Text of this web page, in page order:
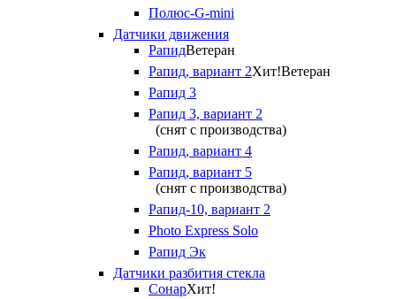
Полюс-G-mini
Датчики движения
РапидВетеран
Рапид, вариант 2Хит!Ветеран
Рапид 3
Рапид 3, вариант 2
(снят с производства)
Рапид, вариант 4
Рапид, вариант 5
(снят с производства)
Рапид-10, вариант 2
Photo Express Solo
Рапид Эк
Датчики разбития стекла
СонарХит!